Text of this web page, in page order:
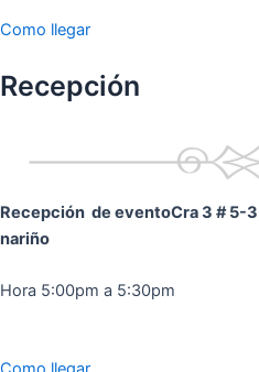
Como llegar
Recepción
Recepción de eventoCra 3 # 5-
nariño
Hora 5:00pm a 5:30pm